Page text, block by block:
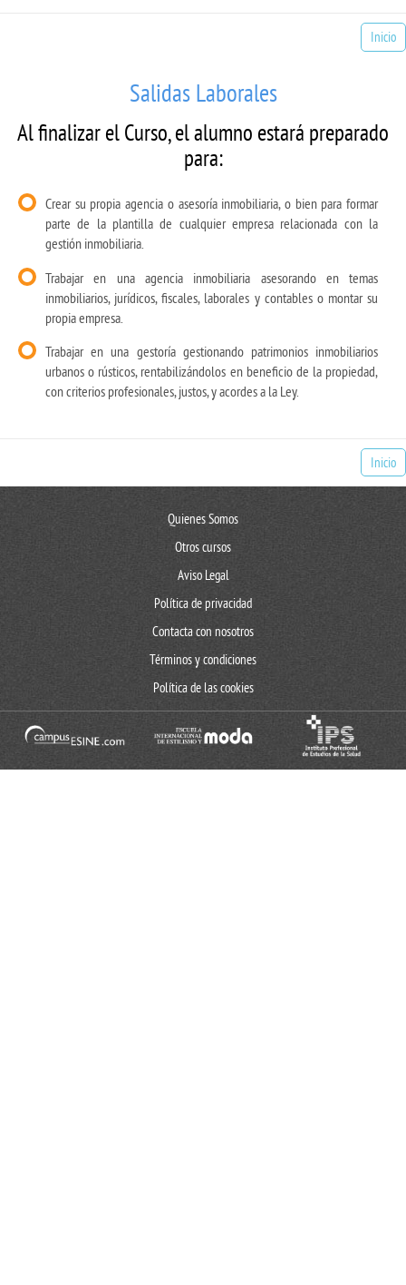
Inicio
Salidas Laborales
Al finalizar el Curso, el alumno estará preparado
para:
Crear su propia agencia o asesoría inmobiliaria, o bien para formar
parte de la plantilla de cualquier empresa relacionada con la
gestión inmobiliaria.
Trabajar en una agencia inmobiliaria asesorando en temas
inmobiliarios, jurídicos, fiscales, laborales y contables o montar su
propia empresa.
Trabajar en una gestoría gestionando patrimonios inmobiliarios
urbanos o rústicos, rentabilizándolos en beneficio de la propiedad,
con criterios profesionales, justos, y acordes a la Ley.
Inicio
Quienes Somos
Otros cursos
Aviso Legal
Política de privacidad
Contacta con nosotros
Términos y condiciones
Política de las cookies